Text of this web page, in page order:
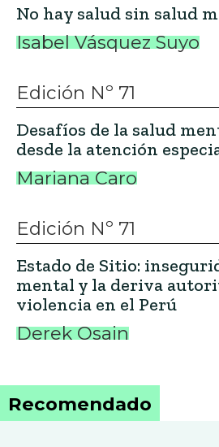
No hay salud sin salud
Isabel Vásquez Suyo
Edición Nº 71
Desafíos de la salud
desde la atención
Mariana Caro
Edición Nº 71
Estado de Sitio:
mental y la deriva
violencia en el Perú
Derek Osain
Recomendado